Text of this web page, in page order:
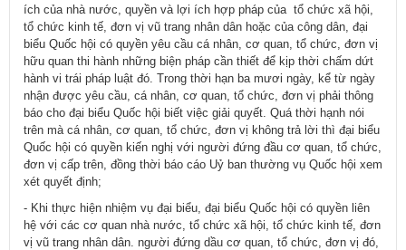
ích của nhà nước, quyền và lợi ích hợp pháp của tổ chức xã hội,
tổ chức kinh tế, đơn vị vũ trang nhân dân hoặc của công dân, đại
biểu Quốc hội có quyền yêu cầu cá nhân, cơ quan, tổ chức, đơn vị
hữu quan thi hành những biện pháp cần thiết để kịp thời chấm dứt
hành vi trái pháp luật đó. Trong thời hạn ba mươi ngày, kể từ ngày
nhận được yêu cầu, cá nhân, cơ quan, tổ chức, đơn vị phải thông
báo cho đại biểu Quốc hội biết việc giải quyết. Quá thời hạnh nói
trên mà cá nhân, cơ quan, tổ chức, đơn vị không trả lời thì đại biểu
Quốc hội có quyền kiến nghị với người đứng đầu cơ quan, tổ chức,
đơn vị cấp trên, đồng thời báo cáo Uỷ ban thường vụ Quốc hội xem
xét quyết định;
- Khi thực hiện nhiệm vụ đại biểu, đại biểu Quốc hội có quyền liên
hệ với các cơ quan nhà nước, tổ chức xã hội, tổ chức kinh tế, đơn
vị vũ trang nhân dân. người đứng dầu cơ quan, tổ chức, đơn vị đó,